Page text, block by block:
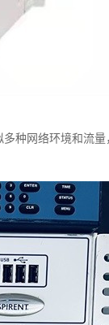
多种网络环境和流量